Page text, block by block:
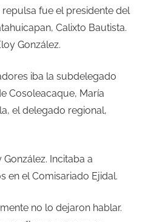
fue el presidente del
Calixto Bautista.
González.
iba la subdelegado
Cosoleacaque, María
el delegado regional,
Incitaba a
en el Comisariado Ejidal.
no lo dejaron hablar.